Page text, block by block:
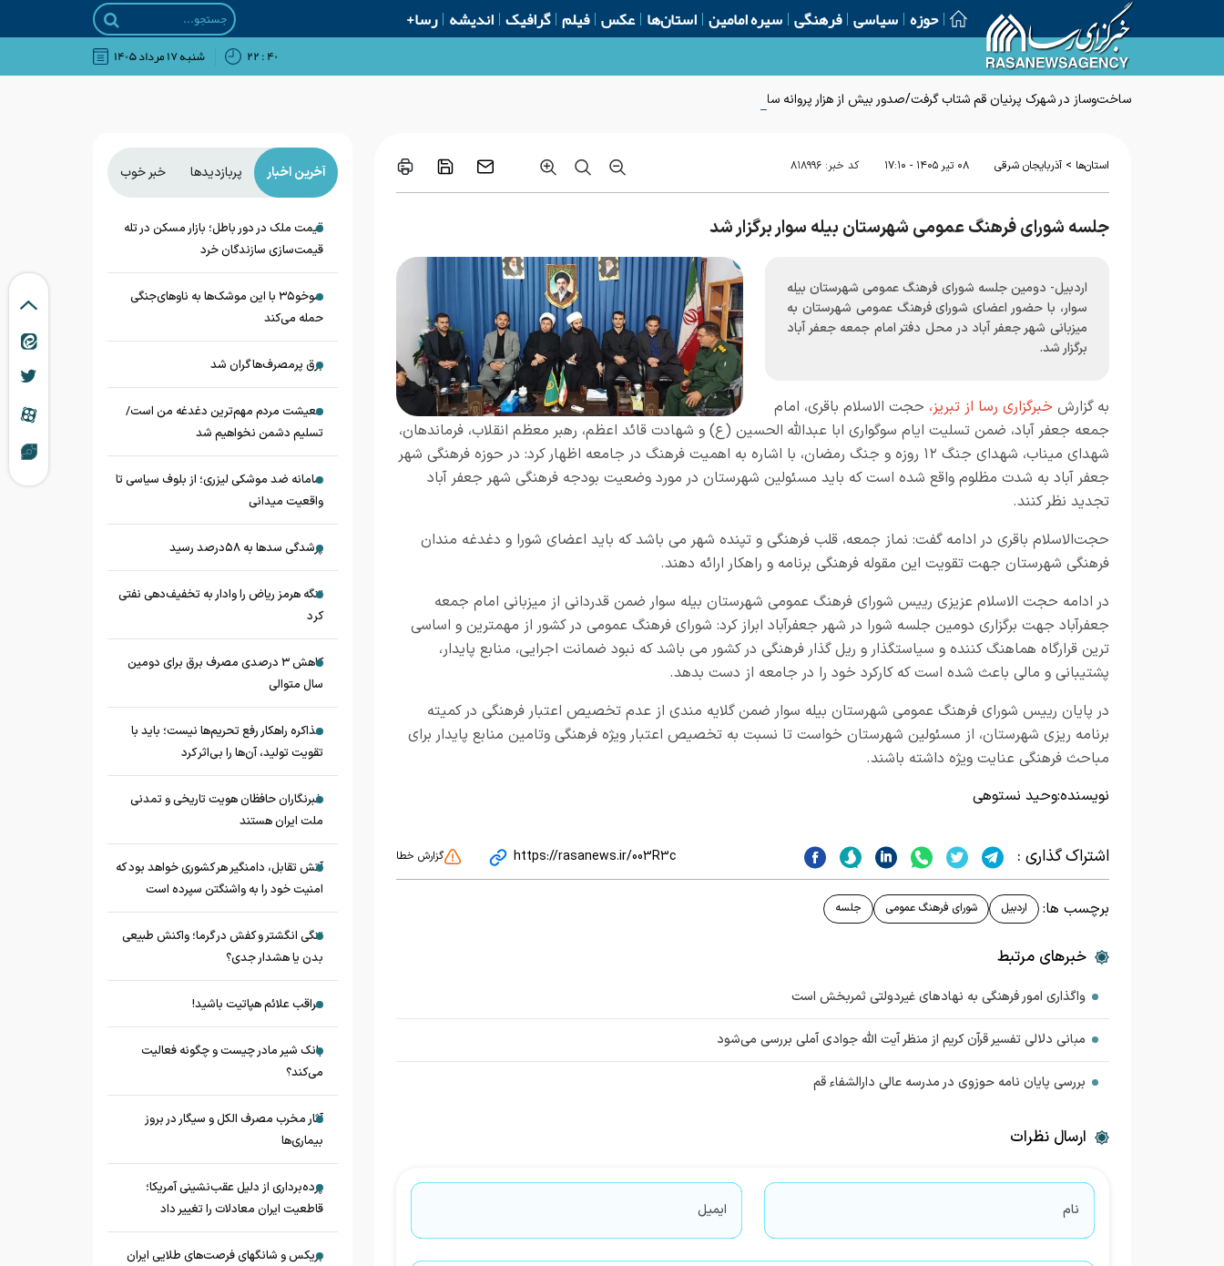
حوزه سیاسی فرهنگی سیره امامین استان‌ها عکس فیلم گرافیک اندیشه رسا+
۴۰ : ۲۲ شنبه ۱۷ مرداد ۱۴۰۵
ساخت‌وساز در شهرک پرنیان قم شتاب گرفت/صدور بیش از هزار پروانه ساخت از ابتدای سال
استان‌ها > آذربایجان شرقی ۰۸ تير ۱۴۰۵ - ۱۷:۱۰ کد خبر: ۸۱۸۹۹۶
جلسه شورای فرهنگ عمومی شهرستان بیله سوار برگزار شد
اردبیل- دومین جلسه شورای فرهنگ عمومی شهرستان بیله
سوار، با حضور اعضای شورای فرهنگ عمومی شهرستان به
میزبانی شهر جعفر آباد در محل دفتر امام جمعه جعفر آباد
برگزار شد.
به گزارش خبرگزاری رسا از تبریز، حجت الاسلام باقری، امام
جمعه جعفر آباد، ضمن تسلیت ایام سوگواری ابا عبدالله الحسین (ع) و شهادت قائد اعظم، رهبر معظم انقلاب، فرماندهان،
شهدای میناب، شهدای جنگ ۱۲ روزه و جنگ رمضان، با اشاره به اهمیت فرهنگ در جامعه اظهار کرد: در حوزه فرهنگی شهر
جعفر آباد به شدت مظلوم واقع شده است که باید مسئولین شهرستان در مورد وضعیت بودجه فرهنگی شهر جعفر آباد
تجدید نظر کنند.
حجت‌الاسلام باقری در ادامه گفت: نماز جمعه، قلب فرهنگی و تپنده شهر می باشد که باید اعضای شورا و دغدغه مندان
فرهنگی شهرستان جهت تقویت این مقوله فرهنگی برنامه و راهکار ارائه دهند.
در ادامه حجت الاسلام عزیزی رییس شورای فرهنگ عمومی شهرستان بیله سوار ضمن قدردانی از میزبانی امام جمعه
جعفرآباد جهت برگزاری دومین جلسه شورا در شهر جعفرآباد ابراز کرد: شورای فرهنگ عمومی در کشور از مهمترین و اساسی
ترین قرارگاه هماهنگ کننده و سیاستگذار و ریل گذار فرهنگی در کشور می باشد که نبود ضمانت اجرایی، منابع پایدار،
پشتیبانی و مالی باعث شده است که کارکرد خود را در جامعه از دست بدهد.
در پایان رییس شورای فرهنگ عمومی شهرستان بیله سوار ضمن گلایه مندی از عدم تخصیص اعتبار فرهنگی در کمیته
برنامه ریزی شهرستان، از مسئولین شهرستان خواست تا نسبت به تخصیص اعتبار ویژه فرهنگی وتامین منابع پایدار برای
مباحث فرهنگی عنایت ویژه داشته باشند.
نویسنده:وحید نستوهی
اشتراک گذاری : https://rasanews.ir/003R3c گزارش خطا
برچسب ها: اردبیل شورای فرهنگ عمومی جلسه
خبرهای مرتبط
واگذاری امور فرهنگی به نهادهای غیردولتی ثمربخش است
مبانی دلالی تفسیر قرآن کریم از منظر آیت الله جوادی آملی بررسی می‌شود
بررسی پایان نامه حوزوی در مدرسه عالی دارالشفاء قم
ارسال نظرات
آخرین اخبار پربازدیدها خبر خوب
قیمت ملک در دور باطل؛ بازار مسکن در تله
قیمت‌سازی سازندگان خرد
سوخو۳۵ با این موشک‌ها به ناوهای‌جنگی
حمله می‌کند
برق پرمصرف‌ها گران شد
معیشت مردم مهم‌ترین دغدغه من است/
تسلیم دشمن نخواهیم شد
سامانه ضد موشکی لیزری؛ از بلوف سیاسی تا
واقعیت میدانی
پرشدگی سدها به ۵۸درصد رسید
تنگه هرمز ریاض را وادار به تخفیف‌دهی نفتی
کرد
کاهش ۳ درصدی مصرف برق برای دومین
سال متوالی
مذاکره راهکار رفع تحریم‌ها نیست؛ باید با
تقویت تولید، آن‌ها را بی‌اثر کرد
خبرنگاران حافظان هویت تاریخی و تمدنی
ملت ایران هستند
آتش تقابل، دامنگیر هر کشوری خواهد بود که
امنیت خود را به واشنگتن سپرده است
تنگی انگشتر و کفش در گرما؛ واکنش طبیعی
بدن یا هشدار جدی؟
مراقب علائم هپاتیت باشید!
بانک شیر مادر چیست و چگونه فعالیت
می‌کند؟
آثار مخرب مصرف الکل و سیگار در بروز
بیماری‌ها
پرده‌برداری از دلیل عقب‌نشینی آمریکا؛
قاطعیت ایران معادلات را تغییر داد
بریکس و شانگهای فرصت‌های طلایی ایران